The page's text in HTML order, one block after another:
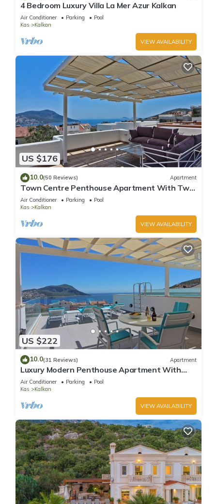
4 Bedroom Luxury Villa La Mer Azur Kalkan
Air Conditioner Parking
Pool
Kas
Kalkan
VIEW AVAILABILITY
US $176
10.0(50 Reviews) Apartment
Town Centre Penthouse Apartment With Two
Sea View Private Roof Terraces
Air Conditioner Parking
Pool
Kas
Kalkan
VIEW AVAILABILITY
US $222
10.0(31 Reviews) Apartment
Luxury Modern Penthouse Apartment With
Stunning Sea Views and Private Roof Pool.
Air Conditioner Parking
Pool
Kas
Kalkan
VIEW AVAILABILITY